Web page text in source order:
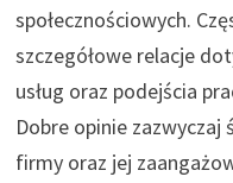
społecznościowych.
szczegółowe relacje
usług oraz podejścia
Dobre opinie
firmy oraz jej